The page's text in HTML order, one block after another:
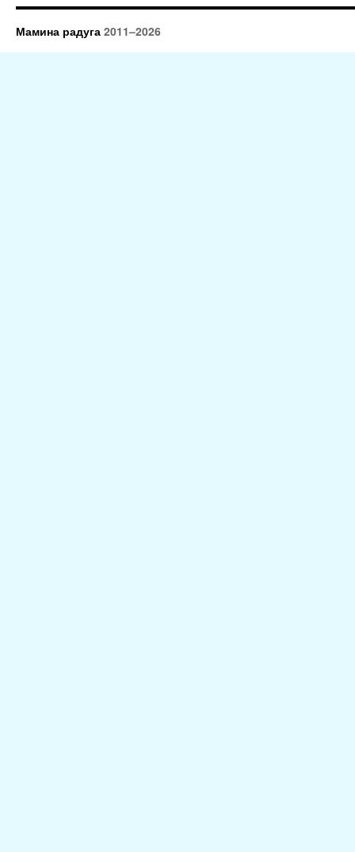
Мамина радуга 2011–2026